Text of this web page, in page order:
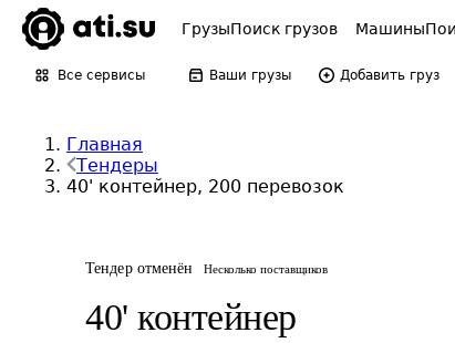
ГрузыПоиск грузов Машины
Все сервисы Ваши грузы Добавить груз
Главная
Тендеры
40' контейнер, 200 перевозок
Тендер отменён Несколько поставщиков
40' контейнер